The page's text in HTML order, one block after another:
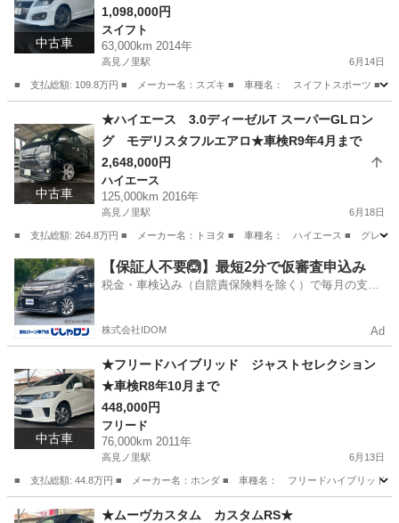
中古車
1,098,000円
スイフト
63,000km 2014年
高見ノ里駅 6月14日
■ 支払総額: 109.8万円 ■ メーカー名：スズキ ■ 車種名： スイフトスポーツ ■
高見ノ里駅 スイフト
中古車
★ハイエース 3.0ディーゼルT スーパーGLロン
グ モデリスタフルエアロ★車検R9年4月まで
2,648,000円
ハイエース
125,000km 2016年
高見ノ里駅 6月18日
■ 支払総額: 264.8万円 ■ メーカー名：トヨタ ■ 車種名： ハイエース ■ グレード
大阪 松原市 高見ノ里駅 ハイエース ロング
【保証人不要🙆】最短2分で仮審査申込み
税金・車検込み（自賠責保険料を除く）で毎月の支払
株式会社IDOM Ad
中古車
★フリードハイブリッド ジャストセレクション
★車検R8年10月まで
448,000円
フリード
76,000km 2011年
高見ノ里駅 6月13日
■ 支払総額: 44.8万円 ■ メーカー名：ホンダ ■ 車種名： フリードハイブリッド
大阪 松原市 高見ノ里駅 フリード 預かり金
★ムーヴカスタム カスタムRS★